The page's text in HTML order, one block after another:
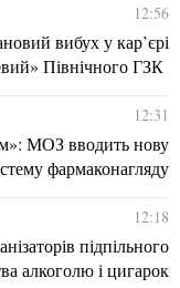
12:56
вибух у кар’єрі
Північного ГЗК
12:31
МОЗ вводить нову
фармаконагляду
12:18
підпільного
алкоголю і цигарок